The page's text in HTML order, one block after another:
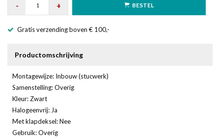
- + BESTEL
Gratis verzending boven € 100,-
Productomschrijving
Montagewijze: Inbouw (stucwerk)
Samenstelling: Overig
Kleur: Zwart
Halogeenvrij: Ja
Met klapdeksel: Nee
Gebruik: Overig